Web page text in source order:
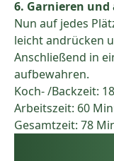
6. Garnieren
Nun auf jedes
leicht andrücken
Anschließend in
aufbewahren.
Koch- /Backzeit:
Arbeitszeit: 60
Gesamtzeit: 78